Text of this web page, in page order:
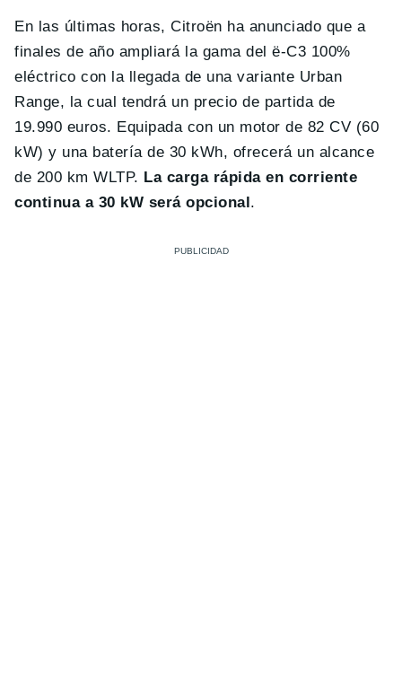
En las últimas horas, Citroën ha anunciado que a
finales de año ampliará la gama del ë-C3 100%
eléctrico con la llegada de una variante Urban
Range, la cual tendrá un precio de partida de
19.990 euros. Equipada con un motor de 82 CV (60
kW) y una batería de 30 kWh, ofrecerá un alcance
de 200 km WLTP. La carga rápida en corriente
continua a 30 kW será opcional .